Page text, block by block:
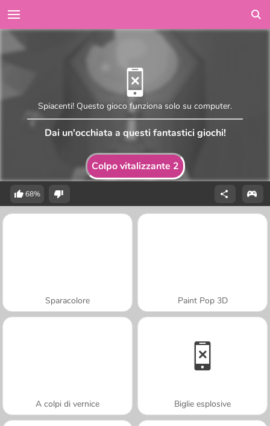
Colpo vitalizzante 2
Spiacenti! Questo gioco funziona solo su computer.
Dai un'occhiata a questi fantastici giochi!
68%
Sparacolore Paint Pop 3D
A colpi di vernice Biglie esplosive